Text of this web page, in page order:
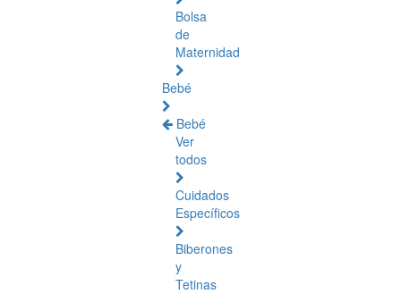
Bolsa
de
Maternidad
Bebé
Bebé
Ver
todos
Cuidados
Específicos
Biberones
y
Tetinas